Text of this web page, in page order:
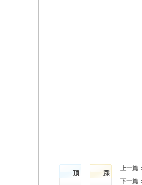
顶 踩
上一篇
下一篇